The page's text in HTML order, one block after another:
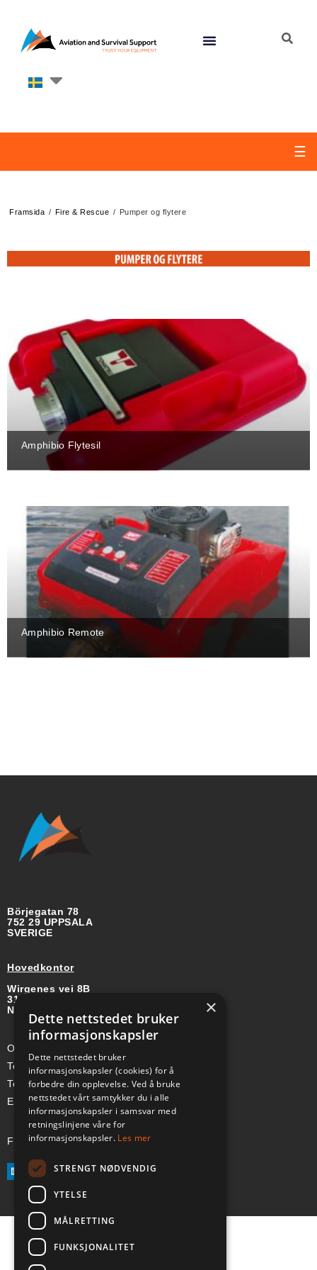
☰
Framsida / Fire & Rescue / Pumper og flytere
Amphibio Flytesil
Amphibio Remote
Börjegatan 78
752 29 UPPSALA
SVERIGE
Hovedkontor
Wirgenes vei 8B
3157 BARKÅKER
NORGE
Org-nr: 985 958 203 MVA
Telefon (Nor): +47 334 50 910
Telefon (Swe): +46 70-748 08 19
E-post: sales@a-ss.net
Følg oss på:
×
Dette nettstedet bruker
informasjonskapsler
Dette nettstedet bruker
informasjonskapsler (cookies) for å
forbedre din opplevelse. Ved å bruke
nettstedet vårt samtykker du i alle
informasjonskapsler i samsvar med
retningslinjene våre for
informasjonskapsler. Les mer
STRENGT NØDVENDIG
YTELSE
MÅLRETTING
FUNKSJONALITET